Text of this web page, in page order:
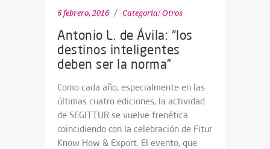
6 febrero, 2016 Categoría: Otros
Antonio L. de Ávila: “los
destinos inteligentes
deben ser la norma”
Como cada año, especialmente en las
últimas cuatro ediciones, la actividad
de SEGITTUR se vuelve frenética
coincidiendo con la celebración de Fitur
Know How & Export. El evento, que